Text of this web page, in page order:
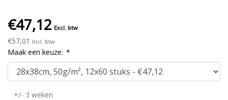
€47,12 Excl. btw
€57,01 Incl. btw
Maak een keuze: *
+/- 3 weken